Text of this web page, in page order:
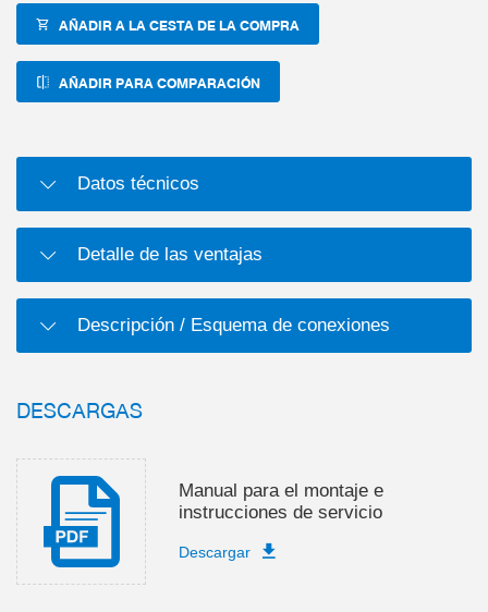
AÑADIR A LA CESTA DE LA COMPRA
AÑADIR PARA COMPARACIÓN
Datos técnicos
Detalle de las ventajas
Descripción / Esquema de conexiones
DESCARGAS
Manual para el montaje e
instrucciones de servicio
Descargar